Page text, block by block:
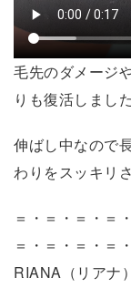
毛先のダメージ
りも復活しました
伸ばし中なので
わりをスッキリ
＝・＝・＝・＝
＝・＝・＝・＝
RIANA（リアナ